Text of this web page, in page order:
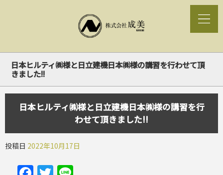
日本ヒルティ㈱様と日立建機日本㈱様の講習を行わせて頂
きました!!
日本ヒルティ㈱様と日立建機日本㈱様の講習を行
わせて頂きました!!
投稿日 2022年10月17日